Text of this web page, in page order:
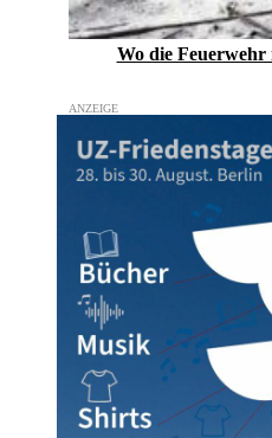
Wo die